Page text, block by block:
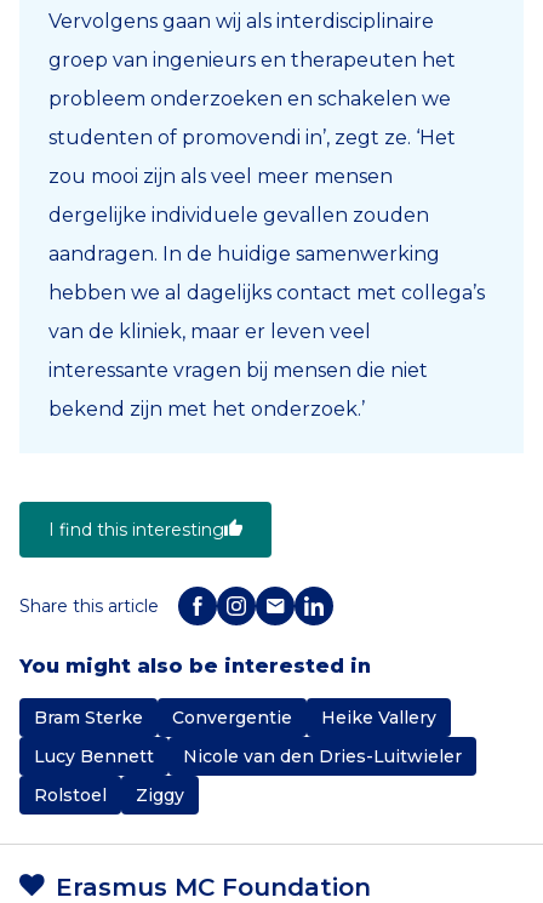
Vervolgens gaan wij als interdisciplinaire
groep van ingenieurs en therapeuten het
probleem onderzoeken en schakelen we
studenten of promovendi in’, zegt ze. ‘Het
zou mooi zijn als veel meer mensen
dergelijke individuele gevallen zouden
aandragen. In de huidige samenwerking
hebben we al dagelijks contact met collega’s
van de kliniek, maar er leven veel
interessante vragen bij mensen die niet
bekend zijn met het onderzoek.’
I find this interesting
Share this article
You might also be interested in
Bram Sterke Convergentie
Heike Vallery
Lucy Bennett
Nicole van den Dries-Luitwieler
Rolstoel
Ziggy
Erasmus MC Foundation